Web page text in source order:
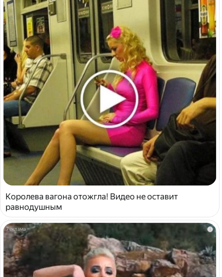
Королева вагона отожгла! Видео не оставит
равнодушным
i